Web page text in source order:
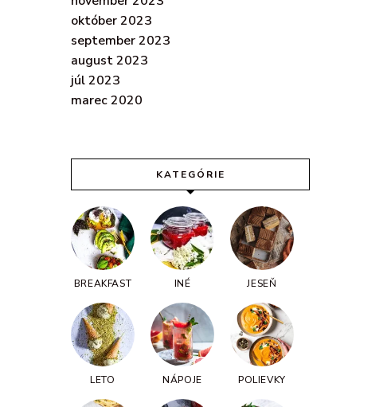
október 2023
september 2023
august 2023
júl 2023
marec 2020
KATEGÓRIE
BREAKFAST INÉ JESEŇ
LETO NÁPOJE POLIEVKY